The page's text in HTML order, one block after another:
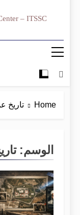
– ITSSC
Home تاريخ
الوسم: